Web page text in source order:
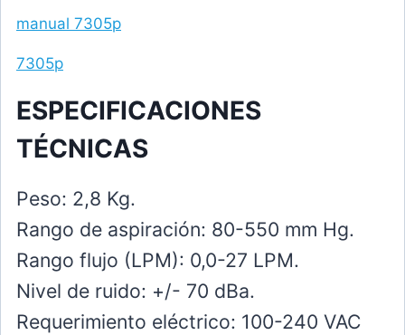
manual 7305p
7305p
ESPECIFICACIONES
TÉCNICAS
Peso: 2,8 Kg.
Rango de aspiración: 80-550 mm Hg.
Rango flujo (LPM): 0,0-27 LPM.
Nivel de ruido: +/- 70 dBa.
Requerimiento eléctrico: 100-240 VAC